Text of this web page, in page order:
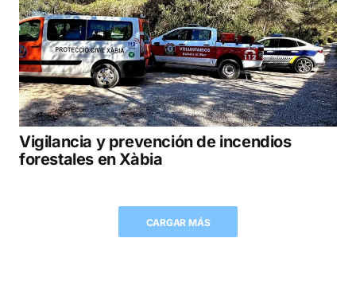
Vigilancia y prevención de incendios
forestales en Xàbia
CARGAR MÁS